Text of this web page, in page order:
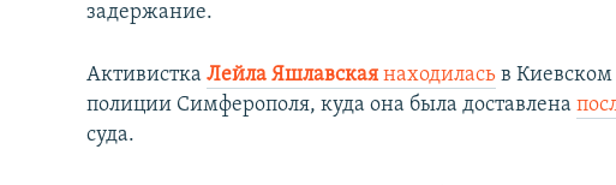
задержание.
АктивисткаЛейла Яшлавская находилась в Киевском
полиции Симферополя, куда она была доставлена
суда.